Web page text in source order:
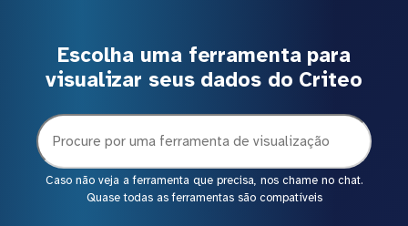
Escolha uma ferramenta para
visualizar seus dados do Criteo
Caso não veja a ferramenta que precisa, nos chame no chat.
Quase todas as ferramentas são compatíveis